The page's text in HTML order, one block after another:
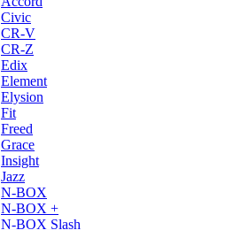
Civic
CR-V
CR-Z
Edix
Element
Elysion
Fit
Freed
Grace
Insight
Jazz
N-BOX
N-BOX +
N-BOX Slash